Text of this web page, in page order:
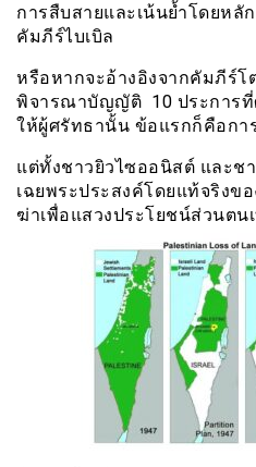
การสืบสายและเน้นย้ำโดยห
คัมภีร์ไบเบิล
หรือหากจะอ้างอิงจากคัมภีร์โ
พิจารณาบัญญัติ 10 ประการที่
ให้ผู้ศรัทธานั้น ข้อแรกก็คือก
แต่ทั้งชาวยิวไซออนิสต์ และช
เฉยพระประสงค์โดยแท้จริงข
ฆ่าเพื่อแสวงประโยชน์ส่วนตน